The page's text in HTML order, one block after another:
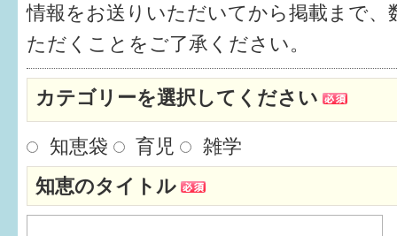
情報をお送りいただいてから掲載まで、
ただくことをご了承ください。
カテゴリーを選択してください
知恵袋 育児
雑学
知恵のタイトル
仲間づくり・遊び場
子どもを預けたい
入園・入学
相談したい
さまざまな支援